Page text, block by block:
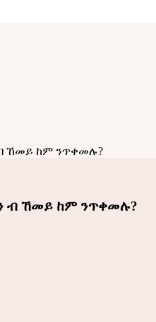
ኸመይ ከም ንጥቀመሉ?
ብ ኸመይ ከም ንጥቀመሉ?